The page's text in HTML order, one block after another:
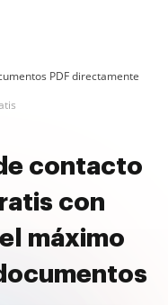
PDF directamente
contacto
con
máximo